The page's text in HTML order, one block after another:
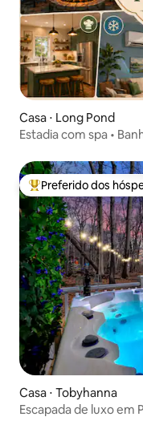
Casa ⋅ Long Pond
Estadia com spa •
Entre os melhores
Preferido dos
Casa ⋅ Tobyhanna
Escapada de luxo em